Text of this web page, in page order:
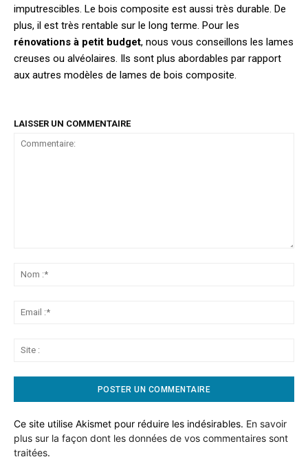
imputrescibles. Le bois composite est aussi très durable. De
plus, il est très rentable sur le long terme. Pour les
rénovations à petit budget, nous vous conseillons les lames
creuses ou alvéolaires. Ils sont plus abordables par rapport
aux autres modèles de lames de bois composite.
LAISSER UN COMMENTAIRE
Ce site utilise Akismet pour réduire les indésirables. En savoir
plus sur la façon dont les données de vos commentaires sont
traitées.